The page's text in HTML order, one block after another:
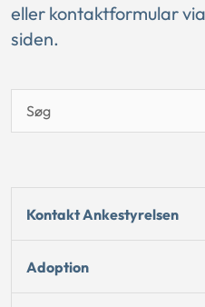
eller kontaktformular
siden.
Kontakt Ankestyrelsen
Adoption